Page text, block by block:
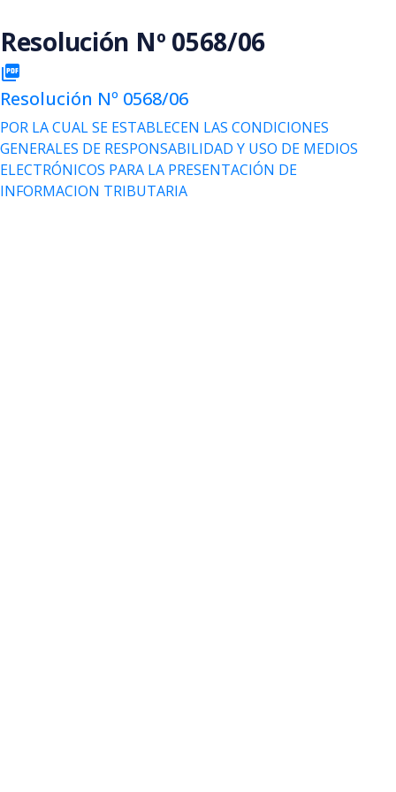
Resolución Nº 0568/06
picture_as_pdf
Resolución Nº 0568/06
POR LA CUAL SE ESTABLECEN LAS CONDICIONES
GENERALES DE RESPONSABILIDAD Y USO DE MEDIOS
ELECTRÓNICOS PARA LA PRESENTACIÓN DE
INFORMACION TRIBUTARIA